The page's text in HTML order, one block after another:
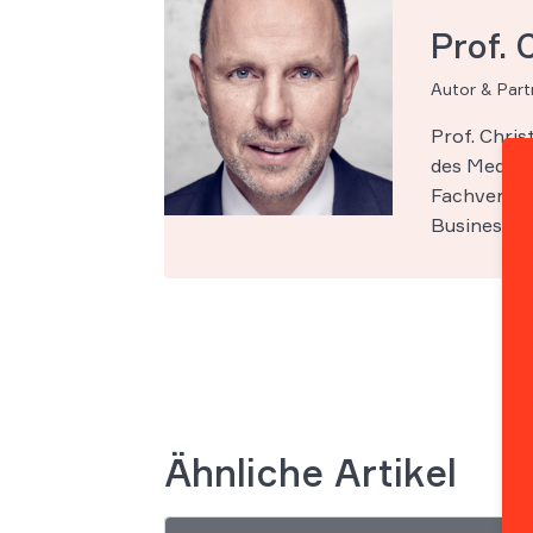
Prof.
Autor &
Prof.
des
Business
Ähnliche Artikel